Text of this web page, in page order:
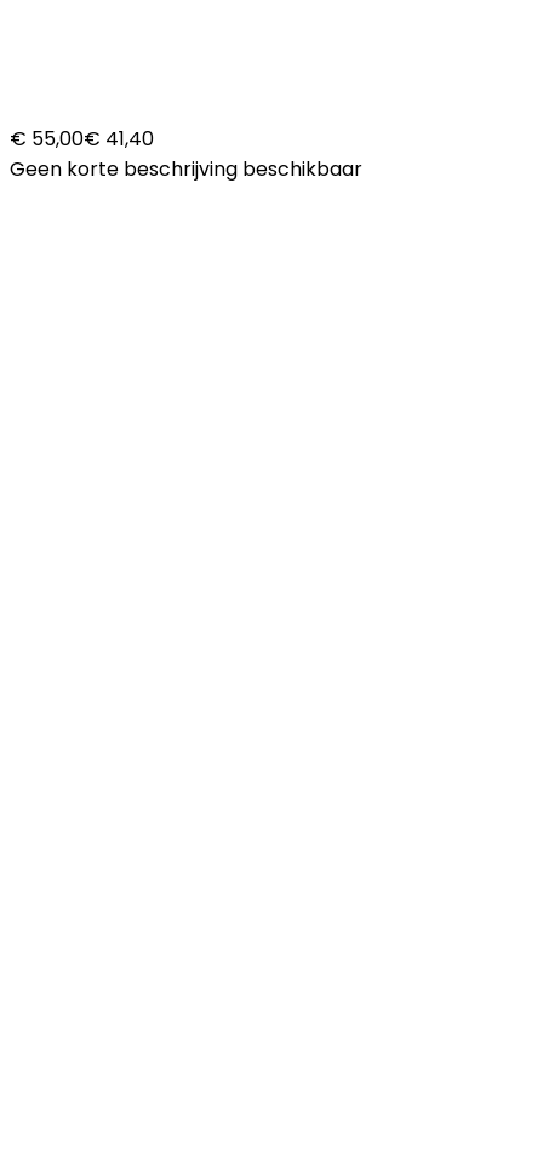
€ 55,00€ 41,40
Geen korte beschrijving beschikbaar